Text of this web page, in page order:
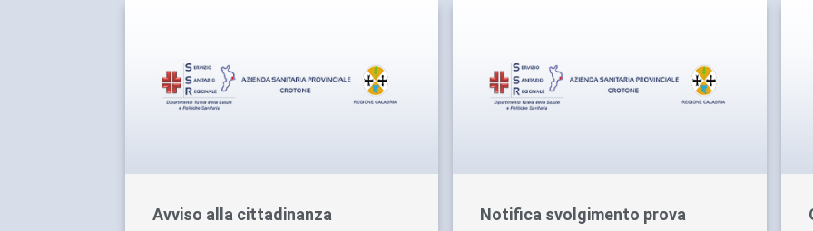
Avviso alla cittadinanza
Notifica svolgimento prova